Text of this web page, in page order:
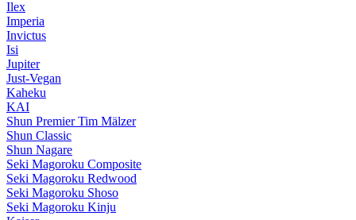
Ilex
Imperia
Invictus
Isi
Jupiter
Just-Vegan
Kaheku
KAI
Shun Premier Tim Mälzer
Shun Classic
Shun Nagare
Seki Magoroku Composite
Seki Magoroku Redwood
Seki Magoroku Shoso
Seki Magoroku Kinju